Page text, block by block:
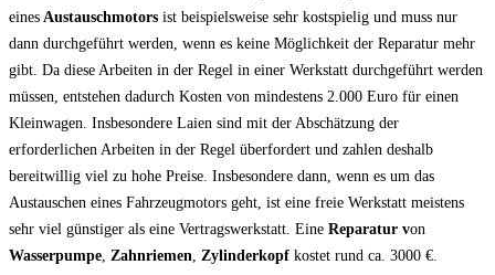
eines Austauschmotors ist beispielsweise sehr kostspielig und muss nur
dann durchgeführt werden, wenn es keine Möglichkeit der Reparatur mehr
gibt. Da diese Arbeiten in der Regel in einer Werkstatt durchgeführt werden
müssen, entstehen dadurch Kosten von mindestens 2.000 Euro für einen
Kleinwagen. Insbesondere Laien sind mit der Abschätzung der
erforderlichen Arbeiten in der Regel überfordert und zahlen deshalb
bereitwillig viel zu hohe Preise. Insbesondere dann, wenn es um das
Austauschen eines Fahrzeugmotors geht, ist eine freie Werkstatt meistens
sehr viel günstiger als eine Vertragswerkstatt. Eine Reparatur von
Wasserpumpe Zahnriemen Zylinderkopf kostet rund ca. 3000 €.